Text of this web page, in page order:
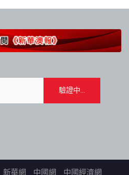
新華網 中國網 中國經濟網